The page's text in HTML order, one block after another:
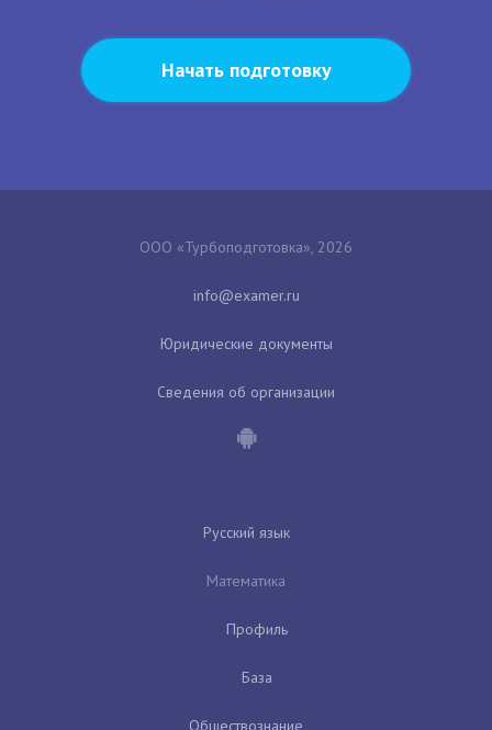
Начать подготовку
ООО «Турбоподготовка», 2026
Юридические документы
Сведения об организации
Русский язык
Математика
Профиль
База
Обществознание